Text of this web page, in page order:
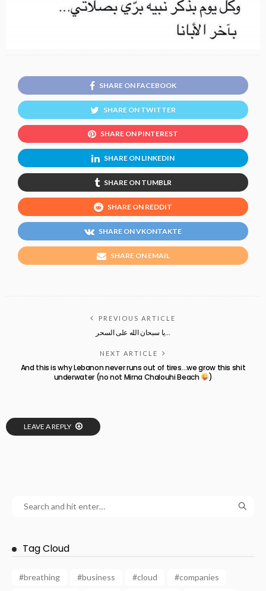
SHARE ON FACEBOOK
SHARE ON TWITTER
SHARE ON PINTEREST
SHARE ON LINKEDIN
SHARE ON TUMBLR
SHARE ON REDDIT
SHARE ON VKONTAKTE
SHARE ON EMAIL
PREVIOUS ARTICLE
يا سبحان الله على السحر…
NEXT ARTICLE
And this is why Lebanon never runs out of tires…we grow this shit
underwater (no not Mirna Chalouhi Beach
)
LEAVE A REPLY
Tag Cloud
#breathing #business #cloud
#companies